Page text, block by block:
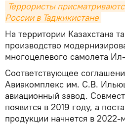
Террористы
России в Таджикистане
На территории Казахстана
производство
многоцелевого самолета
Соответствующее
Авиакомплекс им. С.В.
авиационный завод.
появится в 2019 году, а
продукции начнется в 2022-